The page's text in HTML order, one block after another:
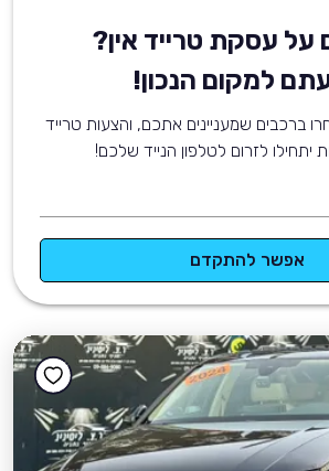
על עסקת טרייד אין?
למקום הנכון!
ברכבים שמעניינים אתכם, והצעות טרייד
יתחילו לזרום לטלפון הנייד שלכם!
אפשר להתקדם